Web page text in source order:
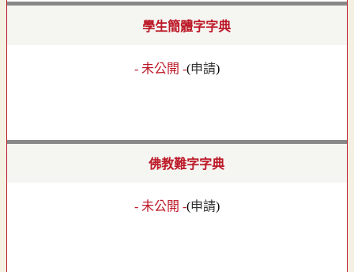
學生簡體字字典
- 未公開 -(申請)
佛教難字字典
- 未公開 -(申請)